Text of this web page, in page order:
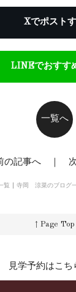
Xでポスト
LINEでおすす
一覧へ
の記事へ｜
覧 寺岡 涼菜のブログ
↑ Page Top
見学予約はこち